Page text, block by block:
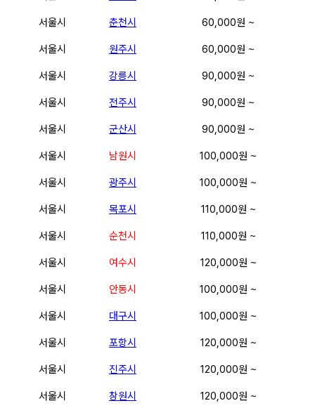
서울시 춘천시 60,000원 ~
서울시 원주시 60,000원 ~
서울시 강릉시 90,000원 ~
서울시 전주시 90,000원 ~
서울시 군산시 90,000원 ~
서울시 남원시 100,000원 ~
서울시 광주시 100,000원 ~
서울시 목포시 110,000원 ~
서울시 순천시 110,000원 ~
서울시 여수시 120,000원 ~
서울시 안동시 100,000원 ~
서울시 대구시 100,000원 ~
서울시 포항시 120,000원 ~
서울시 진주시 120,000원 ~
서울시 창원시 120,000원 ~